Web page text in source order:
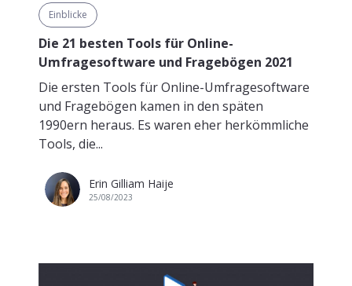
Einblicke
Die 21 besten Tools für Online-
Umfragesoftware und Fragebögen 2021
Die ersten Tools für Online-Umfragesoftware
und Fragebögen kamen in den späten
1990ern heraus. Es waren eher herkömmliche
Tools, die...
Erin Gilliam Haije
25/08/2023